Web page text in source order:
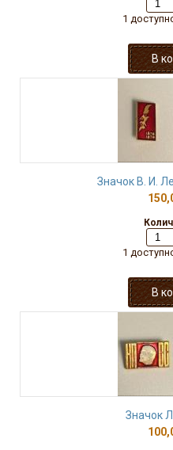
1
Значок В. И.
1
Значок